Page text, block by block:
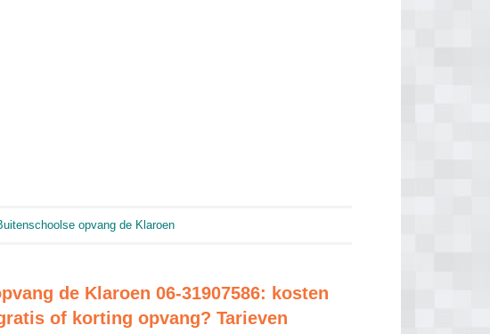
opvang de Klaroen
de Klaroen 06-31907586: kosten
of korting opvang? Tarieven